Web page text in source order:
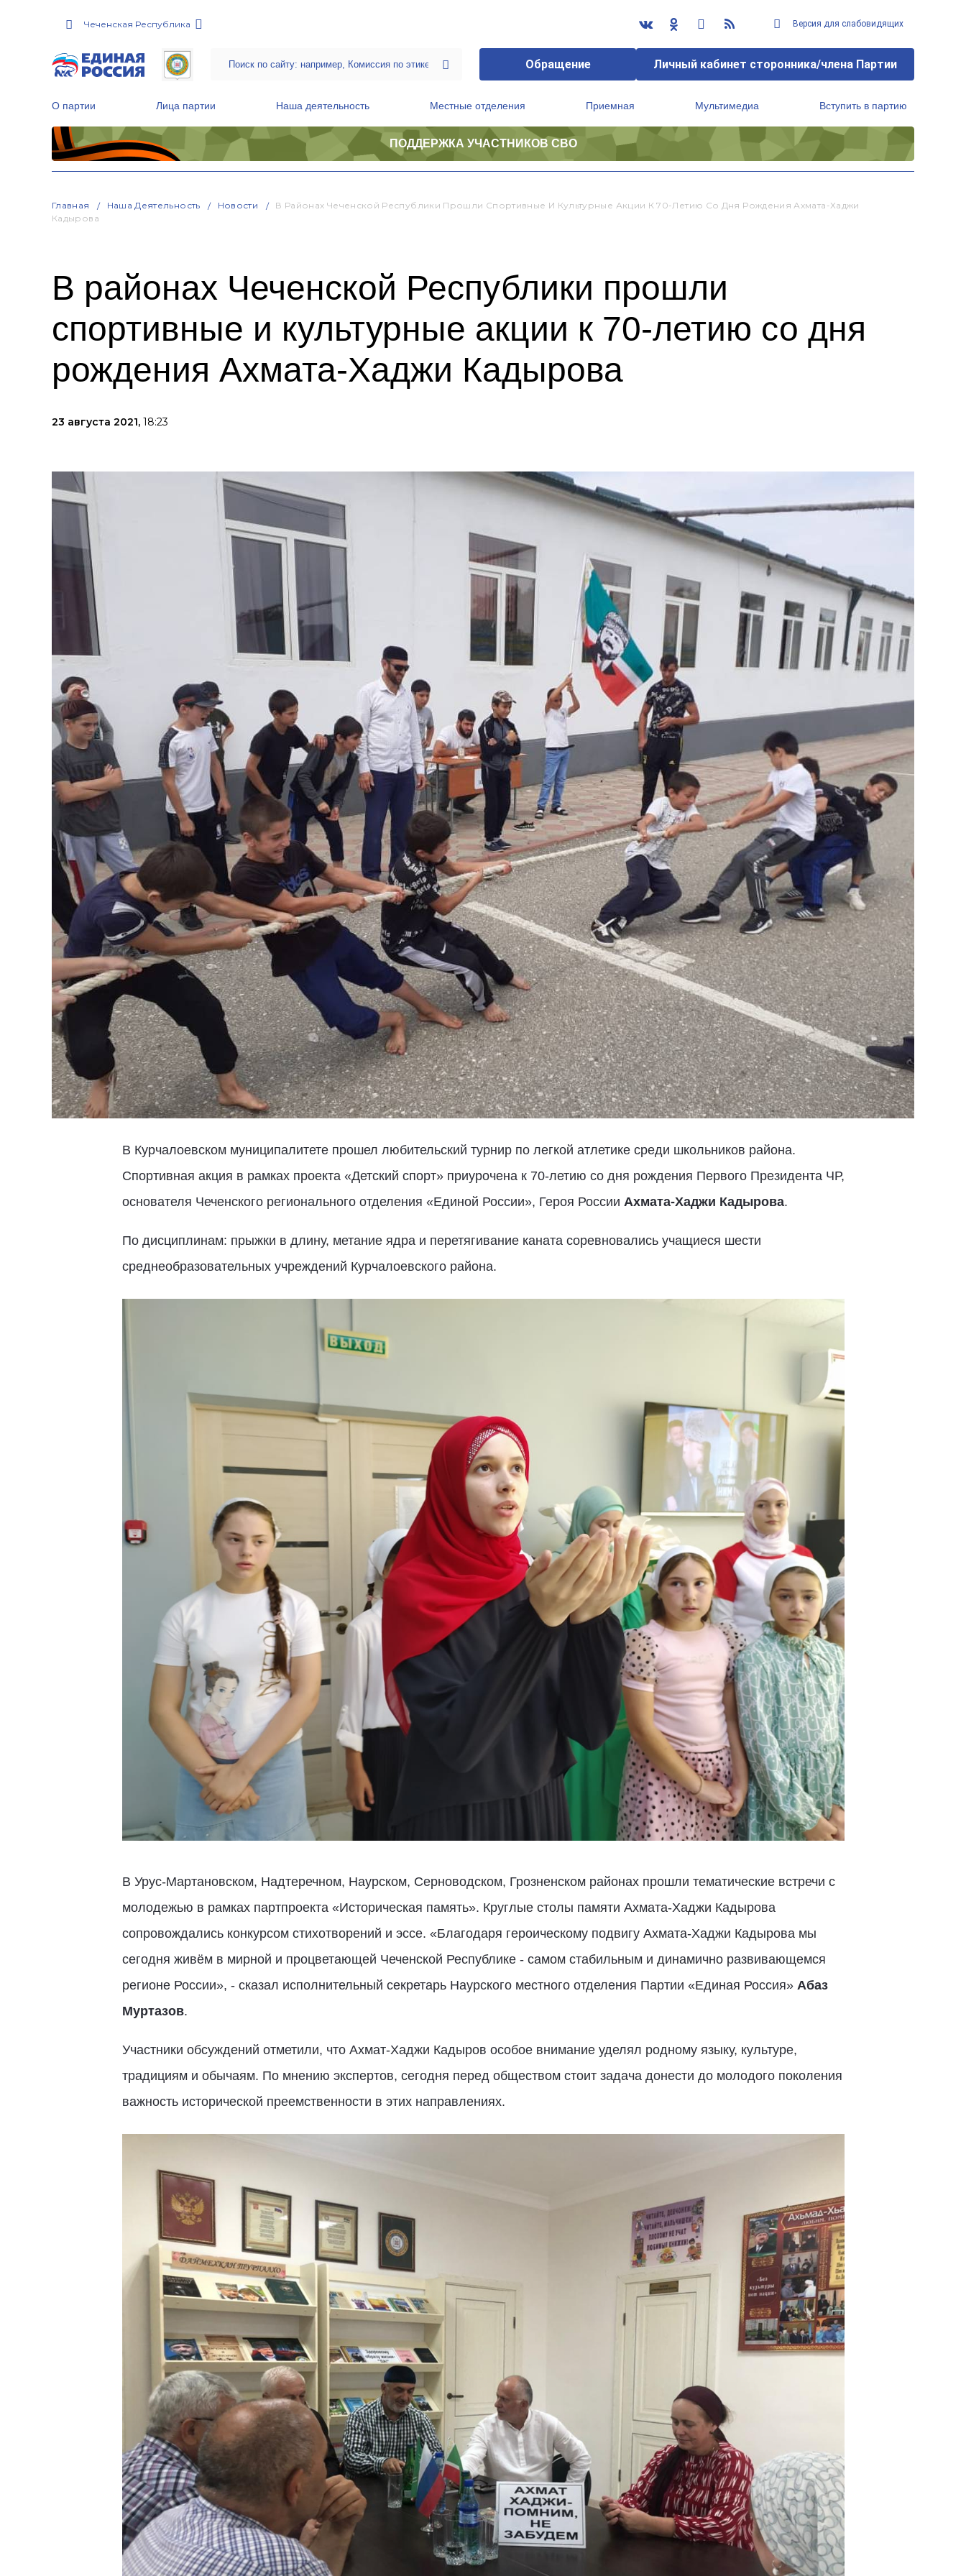
Чеченская Республика Версия для слабовидящих
Обращение Личный кабинет сторонника/члена Партии
О партии Лица партии Наша деятельность Местные отделения Приемная Мультимедиа Вступить в партию
ПОДДЕРЖКА УЧАСТНИКОВ СВО
Главная Наша Деятельность Новости
В Районах Чеченской Республики Прошли Спортивные И Культурные Акции К 70-Летию Со Дня Рождения Ахмата-Хаджи
Кадырова
В районах Чеченской Республики прошли
спортивные и культурные акции к 70-летию со дня
рождения Ахмата-Хаджи Кадырова
23 августа 2021, 18:23
В Курчалоевском муниципалитете прошел любительский турнир по легкой атлетике среди школьников района.
Спортивная акция в рамках проекта «Детский спорт» приурочена к 70-летию со дня рождения Первого Президента ЧР,
основателя Чеченского регионального отделения «Единой России», Героя России Ахмата-Хаджи Кадырова.
По дисциплинам: прыжки в длину, метание ядра и перетягивание каната соревновались учащиеся шести
среднеобразовательных учреждений Курчалоевского района.
В Урус-Мартановском, Надтеречном, Наурском, Серноводском, Грозненском районах прошли тематические встречи с
молодежью в рамках партпроекта «Историческая память». Круглые столы памяти Ахмата-Хаджи Кадырова
сопровождались конкурсом стихотворений и эссе. «Благодаря героическому подвигу Ахмата-Хаджи Кадырова мы
сегодня живём в мирной и процветающей Чеченской Республике - самом стабильным и динамично развивающемся
регионе России», - сказал исполнительный секретарь Наурского местного отделения Партии «Единая Россия» Абаз
Муртазов.
Участники обсуждений отметили, что Ахмат-Хаджи Кадыров особое внимание уделял родному языку, культуре,
традициям и обычаям. По мнению экспертов, сегодня перед обществом стоит задача донести до молодого поколения
важность исторической преемственности в этих направлениях.